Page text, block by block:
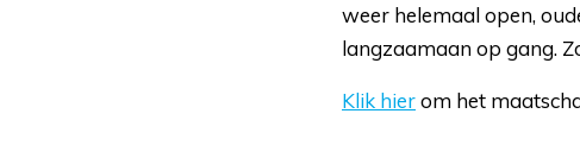
weer helemaal open,
langzaamaan op gang.
Klik hierom het